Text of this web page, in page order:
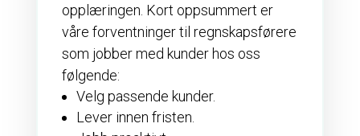
opplæringen. Kort oppsummert er
våre forventninger til regnskapsførere
som jobber med kunder hos oss
følgende:
Velg passende kunder.
Lever innen fristen.